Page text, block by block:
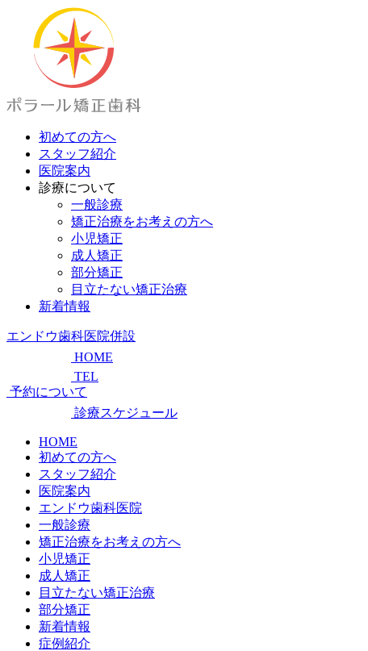
初めての方へ
スタッフ紹介
医院案内
診療について
一般診療
矯正治療をお考えの方へ
小児矯正
成人矯正
部分矯正
目立たない矯正治療
新着情報
エンドウ歯科医院併設
HOME
TEL
予約について
診療スケジュール
HOME
初めての方へ
スタッフ紹介
医院案内
エンドウ歯科医院
一般診療
矯正治療をお考えの方へ
小児矯正
成人矯正
目立たない矯正治療
部分矯正
新着情報
症例紹介